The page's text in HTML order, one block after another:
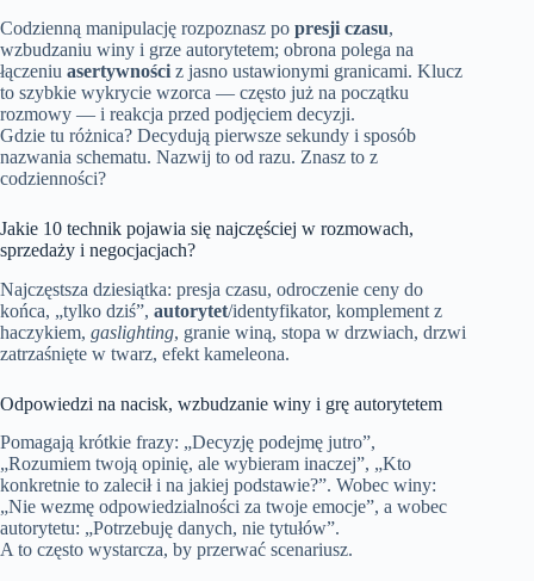
Codzienną manipulację rozpoznasz po presji czasu,
wzbudzaniu winy i grze autorytetem; obrona polega na
łączeniu asertywności z jasno ustawionymi granicami. Klucz
to szybkie wykrycie wzorca — często już na początku
rozmowy — i reakcja przed podjęciem decyzji.
Gdzie tu różnica? Decydują pierwsze sekundy i sposób
nazwania schematu. Nazwij to od razu. Znasz to z
codzienności?
Jakie 10 technik pojawia się najczęściej w rozmowach,
sprzedaży i negocjacjach?
Najczęstsza dziesiątka: presja czasu, odroczenie ceny do
końca, „tylko dziś”, autorytet/identyfikator, komplement z
haczykiem, gaslighting, granie winą, stopa w drzwiach, drzwi
zatrzaśnięte w twarz, efekt kameleona.
Odpowiedzi na nacisk, wzbudzanie winy i grę autorytetem
Pomagają krótkie frazy: „Decyzję podejmę jutro”,
„Rozumiem twoją opinię, ale wybieram inaczej”, „Kto
konkretnie to zalecił i na jakiej podstawie?”. Wobec winy:
„Nie wezmę odpowiedzialności za twoje emocje”, a wobec
autorytetu: „Potrzebuję danych, nie tytułów”.
A to często wystarcza, by przerwać scenariusz.